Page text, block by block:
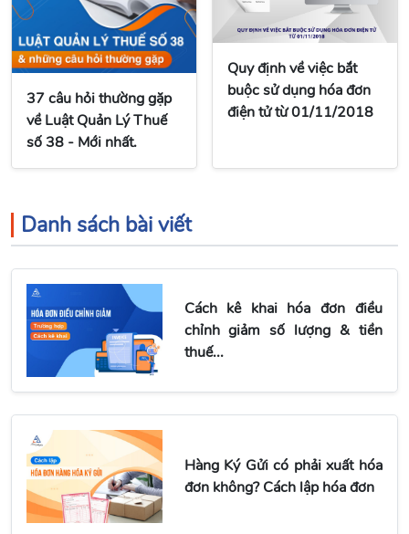
37 câu hỏi thường gặp
về Luật Quản Lý Thuế
số 38 - Mới nhất.
Quy định về việc bắt
buộc sử dụng hóa đơn
điện tử từ 01/11/2018
Danh sách bài viết
Cách kê khai hóa đơn điều
chỉnh giảm số lượng & tiền
thuế...
Hàng Ký Gửi có phải xuất hóa
đơn không? Cách lập hóa đơn